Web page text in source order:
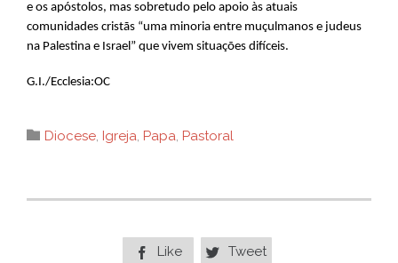
e os apóstolos, mas sobretudo pelo apoio às atuais
comunidades cristãs “uma minoria entre muçulmanos e judeus
na Palestina e Israel” que vivem situações difíceis.
G.I./Ecclesia:OC
 Category
Diocese, Igreja, Papa, Pastoral
 Like  Tweet